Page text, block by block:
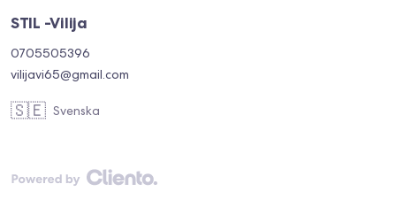
STIL -Vilija
0705505396
vilijavi65@gmail.com
🇸🇪 Svenska